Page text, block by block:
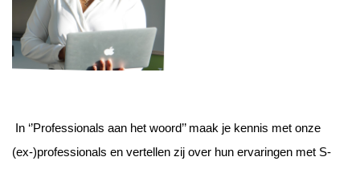
In ‘’Professionals aan het woord’’ maak je kennis met onze
(ex-)professionals en vertellen zij over hun ervaringen met S-